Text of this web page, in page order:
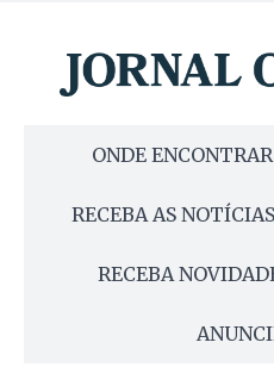
ONDE
RECEBA AS
RECEBA